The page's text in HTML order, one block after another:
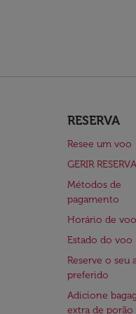
RESERVA
Resee um voo
GERIR
Métodos de
pagamento
Horário de
Estado do voo
Reserve o seu
preferido
Adicione
extra de porão